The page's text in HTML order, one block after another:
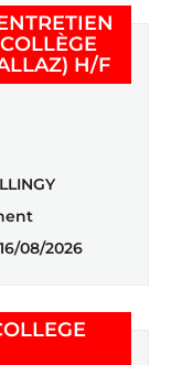
H/F
16/08/2026
fenêtre)